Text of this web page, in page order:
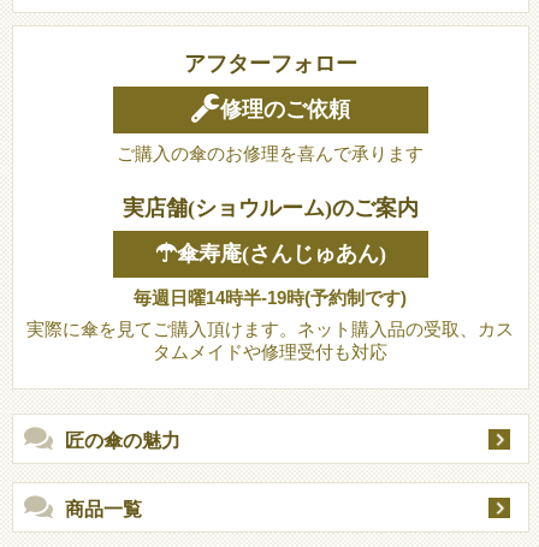
アフターフォロー
修理のご依頼
ご購入の傘のお修理を喜んで承ります
実店舗(ショウルーム)のご案内
☂傘寿庵(さんじゅあん)
毎週日曜14時半-19時(予約制です)
実際に傘を見てご購入頂けます。ネット購入品の受取、カス
タムメイドや修理受付も対応
匠の傘の魅力
商品一覧